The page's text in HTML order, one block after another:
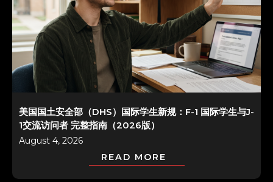
美国国土安全部（DHS）国际学生新规：F-1 国际学生与J-
1交流访问者 完整指南（2026版）
August 4, 2026
READ MORE